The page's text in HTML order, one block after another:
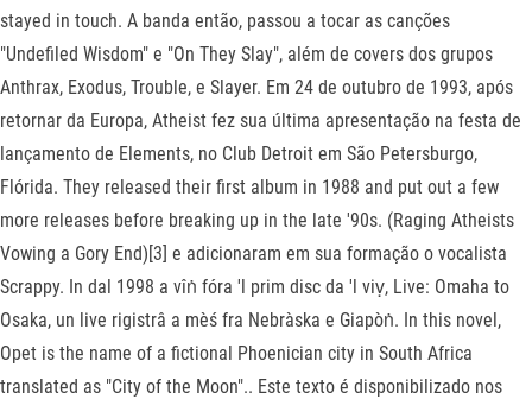
stayed in touch. A banda então, passou a tocar as canções
"Undefiled Wisdom" e "On They Slay", além de covers dos grupos
Anthrax, Exodus, Trouble, e Slayer. Em 24 de outubro de 1993, após
retornar da Europa, Atheist fez sua última apresentação na festa de
lançamento de Elements, no Club Detroit em São Petersburgo,
Flórida. They released their first album in 1988 and put out a few
more releases before breaking up in the late '90s. (Raging Atheists
Vowing a Gory End)[3] e adicionaram em sua formação o vocalista
Scrappy. In dal 1998 a vîṅ fóra 'l prim disc da 'l viṿ, Live: Omaha to
Osaka, un live rigistrâ a mèś fra Nebràska e Giapòṅ. In this novel,
Opet is the name of a fictional Phoenician city in South Africa
translated as "City of the Moon".. Este texto é disponibilizado nos